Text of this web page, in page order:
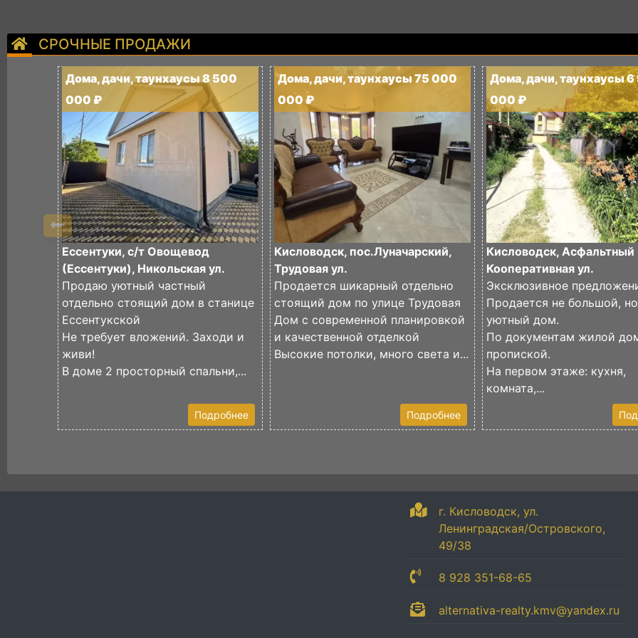
СРОЧНЫЕ ПРОДАЖИ
Дома, дачи, таунхаусы 8 500
000 ₽
Ессентуки, с/т Овощевод
(Ессентуки), Никольская ул.
Продаю уютный частный
отдельно стоящий дом в станице
Ессентукской
Не требует вложений. Заходи и
живи!
В доме 2 просторный спальни,...
Подробнее
Дома, дачи, таунхаусы 75 000
000 ₽
Кисловодск, пос.Луначарский,
Трудовая ул.
Продается шикарный отдельно
стоящий дом по улице Трудовая
Дом с современной планировкой
и качественной отделкой
Высокие потолки, много света и...
Подробнее
Дома, дачи, таунхаусы
000 ₽
Кисловодск, Асфальтный
Кооперативная ул.
Эксклюзивное
Продается не большой,
уютный дом.
По документам жилой
пропиской.
На первом этаже: кухня,
комната,...
г. Кисловодск, ул.
Ленинградская/Островского,
49/38
8 928 351-68-65
alternativa-realty.kmv@yandex.ru